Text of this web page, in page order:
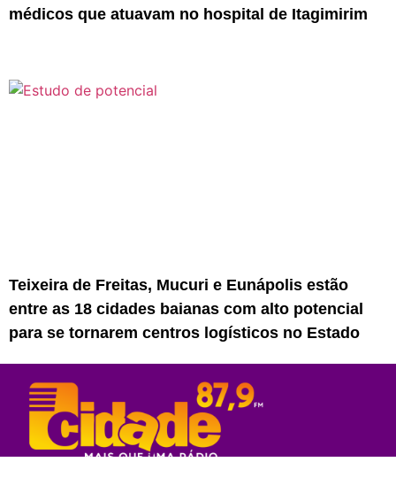
médicos que atuavam no hospital de Itagimirim
Teixeira de Freitas, Mucuri e Eunápolis estão
entre as 18 cidades baianas com alto potencial
para se tornarem centros logísticos no Estado